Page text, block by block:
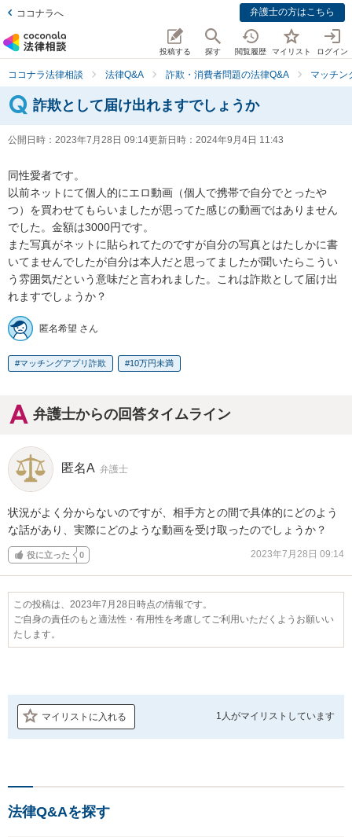
ココナラへ 弁護士の方はこちら
投稿する 探す 閲覧履歴 マイリスト ログイン
ココナラ法律相談 法律Q&A 詐欺・消費者問題の法律Q&A マッチン
詐欺として届け出れますでしょうか
公開日時： 2023年7月28日 09:14更新日時： 2024年9月4日 11:43
同性愛者です。
以前ネットにて個人的にエロ動画（個人で携帯で自分でとったや
つ）を買わせてもらいましたが思ってた感じの動画ではありません
でした。金額は3000円です。
また写真がネットに貼られてたのですが自分の写真とはたしかに書
いてませんでしたが自分は本人だと思ってましたが聞いたらこうい
う雰囲気だという意味だと言われました。これは詐欺として届け出
れますでしょうか？
匿名希望 さん
マッチングアプリ詐欺 10万円未満
弁護士からの回答タイムライン
匿名A 弁護士
状況がよく分からないのですが、相手方との間で具体的にどのよう
な話があり、実際にどのような動画を受け取ったのでしょうか？
役に立った 0 2023年7月28日 09:14
この投稿は、2023年7月28日時点の情報です。
ご自身の責任のもと適法性・有用性を考慮してご利用いただくようお願いい
たします。
マイリストに入れる 1人がマイリストしています
法律Q&Aを探す